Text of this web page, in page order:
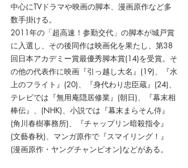
中心にTVドラマや映画の脚本、漫画原作など多
数手掛ける。
2011年の「超高速！参勤交代」の脚本が城戸賞
に入選し、その後同作は映画化を果たし、第38
回日本アカデミー賞最優秀脚本賞(14)を受賞。そ
の他の代表作に映画『引っ越し大名』(19)、『水
上のフライト』(20)、『身代わり忠臣蔵』(24)、
テレビでは『無用庵隠居修業』(朝日)、『幕末相
棒伝』、(NHK)、小説では『幕末まらそん侍』
(角川春樹事務所)、『チャップリン暗殺指令』
(文藝春秋)、マンガ原作で『スマイリング！』
(漫画原作・ヤングチャンピオン)などがある。